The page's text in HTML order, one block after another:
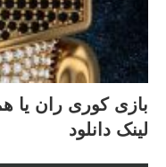
بازی کوری ران یا
لینک دانلود